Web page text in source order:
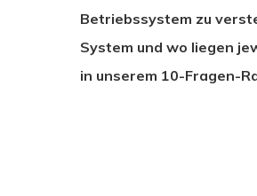
Betriebssystem zu
System und wo liegen
in unserem 10-Fragen-